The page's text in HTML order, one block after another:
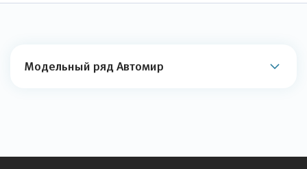
Модельный ряд Автомир